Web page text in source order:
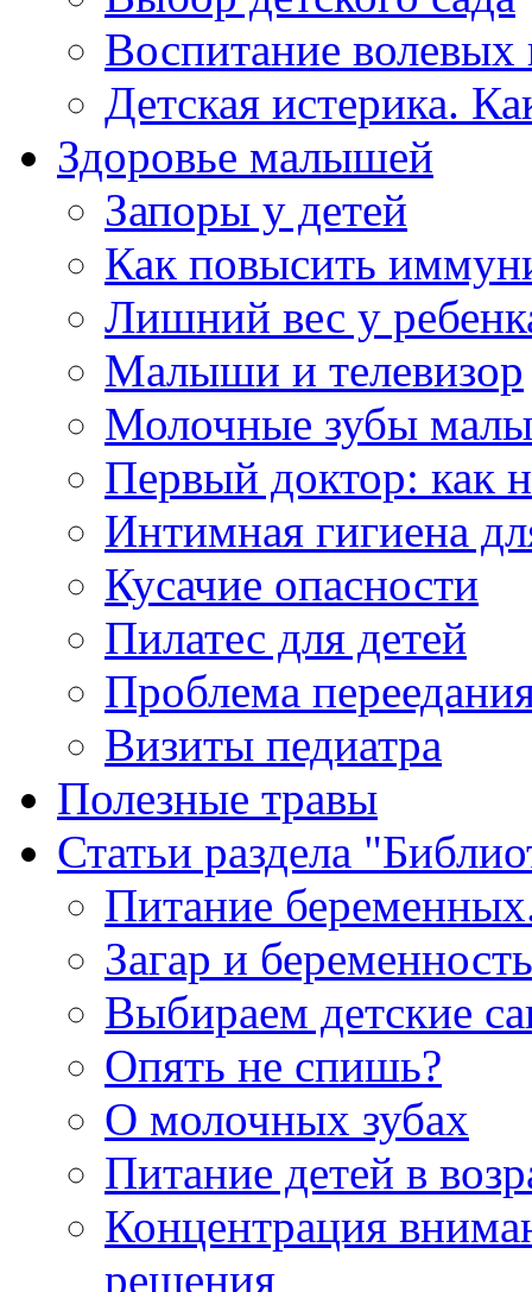
Воспитание волевых
Детская истерика.
Здоровье малышей
Запоры у детей
Как повысить
Лишний вес у
Малыши и телевизор
Молочные зубы
Первый доктор: как
Интимная гигиена
Кусачие опасности
Пилатес для детей
Проблема
Визиты педиатра
Полезные травы
Статьи раздела
Питание
Загар и беременность
Выбираем детские
Опять не спишь?
О молочных зубах
Питание детей в
Концентрация
решения